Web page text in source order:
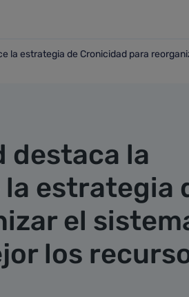
la estrategia de
la estrategia de Cronicidad para
destaca la
estrategia
el
los